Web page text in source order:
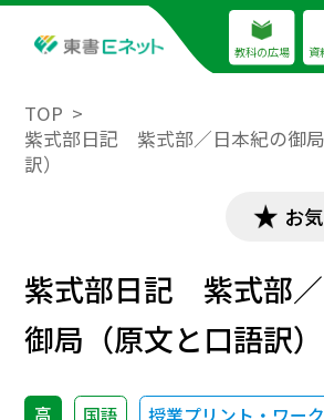
教科の広場 資
TOP
紫式部日記 紫式部／日本紀の御
訳）
お
紫式部日記 紫式部
御局（原文と口語訳）
高